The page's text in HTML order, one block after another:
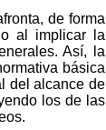
de forma
al implicar la
Así, la
básica
del alcance de
los de las